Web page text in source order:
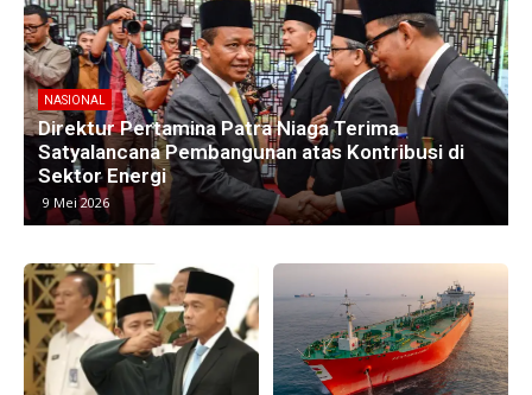
NASIONAL
Kawasan Industri di Timur Jakarta Menyusut,
Subang Jadi Harapan Baru Investor
8 Mei 2026